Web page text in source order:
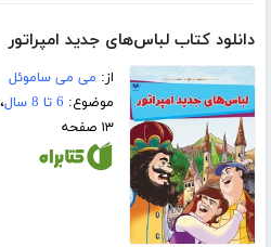
دانلود کتاب لباس‌های جدید امپراتور
از: می می ساموئل
موضوع: 6 تا 8 سال ،
۱۳ صفحه